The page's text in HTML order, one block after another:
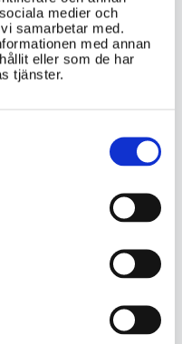
medier och
samarbetar med.
med annan
eller som de har
tjänster.
generellt,
på